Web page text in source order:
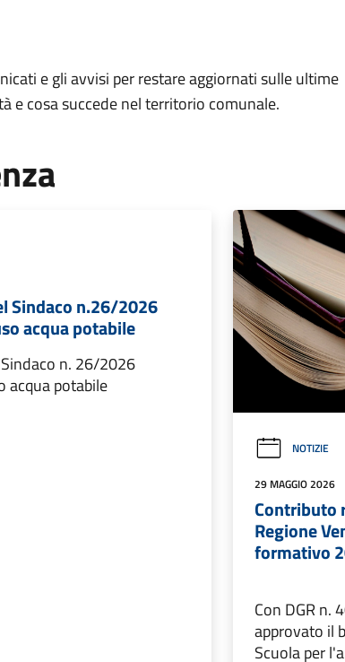
e gli avvisi per restare aggiornati sulle ultime
e cosa succede nel territorio comunale.
Sindaco n.26/2026
acqua potabile
n. 26/2026
acqua potabile
NOTIZIE
29 MAGGIO 2026
Contributo
Regione
formativo
Con DGR n.
approvato il
Scuola per